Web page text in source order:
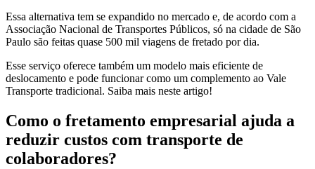
Essa alternativa tem se expandido no mercado e, de acordo com a
Associação Nacional de Transportes Públicos, só na cidade de São
Paulo são feitas quase 500 mil viagens de fretado por dia.
Esse serviço oferece também um modelo mais eficiente de
deslocamento e pode funcionar como um complemento ao Vale
Transporte tradicional. Saiba mais neste artigo!
Como o fretamento empresarial ajuda a
reduzir custos com transporte de
colaboradores?